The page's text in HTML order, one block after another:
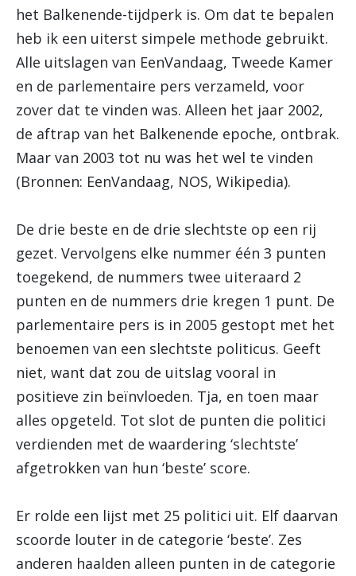
het Balkenende-tijdperk is. Om dat te bepalen
heb ik een uiterst simpele methode gebruikt.
Alle uitslagen van EenVandaag, Tweede Kamer
en de parlementaire pers verzameld, voor
zover dat te vinden was. Alleen het jaar 2002,
de aftrap van het Balkenende epoche, ontbrak.
Maar van 2003 tot nu was het wel te vinden
(Bronnen: EenVandaag, NOS, Wikipedia).
De drie beste en de drie slechtste op een rij
gezet. Vervolgens elke nummer één 3 punten
toegekend, de nummers twee uiteraard 2
punten en de nummers drie kregen 1 punt. De
parlementaire pers is in 2005 gestopt met het
benoemen van een slechtste politicus. Geeft
niet, want dat zou de uitslag vooral in
positieve zin beïnvloeden. Tja, en toen maar
alles opgeteld. Tot slot de punten die politici
verdienden met de waardering ‘slechtste’
afgetrokken van hun ‘beste’ score.
Er rolde een lijst met 25 politici uit. Elf daarvan
scoorde louter in de categorie ‘beste’. Zes
anderen haalden alleen punten in de categorie